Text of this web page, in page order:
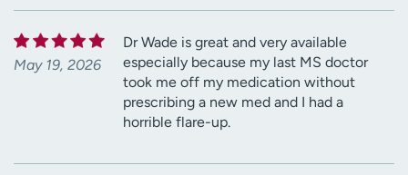
May 19, 2026
Dr Wade is great and very available
especially because my last MS doctor
took me off my medication without
prescribing a new med and I had a
horrible flare-up.